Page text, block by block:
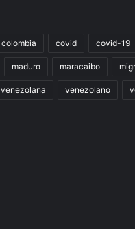
colombia covid covid-19
maduro maracaibo
venezolana venezolano